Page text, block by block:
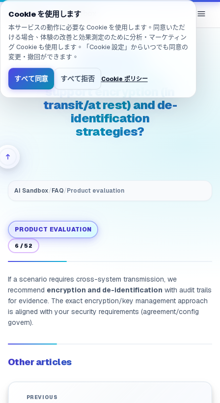
移動しました: /ja/products/ai-sandbox/faq/
eGroupAI/AI Sandbox
(Security &
compliance)
Evaluation: Do you
support encryption (in
transit/at rest) and de-
identification
strategies?
AI Sandbox/FAQ/Product evaluation
PRODUCT EVALUATION
6 /52
If a scenario requires cross-system transmission, we
recommend encryption and de-identification with audit trails
for evidence. The exact encryption/key management approach
is aligned with your security requirements (agreement/config
govern).
Other articles
PREVIOUS
Cookie を使用します
本サービスの動作に必要な Cookie を使用します。同意いただ
ける場合、体験の改善と効果測定のために分析・マーケティン
グ Cookie も使用します。「Cookie 設定」からいつでも同意の
変更・撤回ができます。
すべて同意 すべて拒否 Cookie ポリシー